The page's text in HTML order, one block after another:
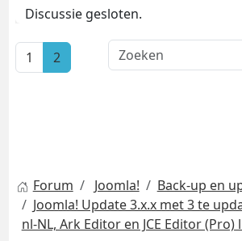
Discussie gesloten.
1 2
Forum Joomla!
Back-up en
Joomla! Update 3.x.x met 3 te
nl-NL, Ark Editor en JCE Editor